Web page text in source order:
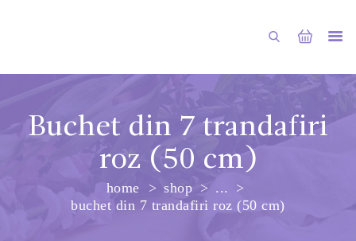
Buchet din 7 trandafiri
roz (50 cm)
home shop
...
buchet din 7 trandafiri roz (50 cm)
PRINCIPALA
DESPRE NOI